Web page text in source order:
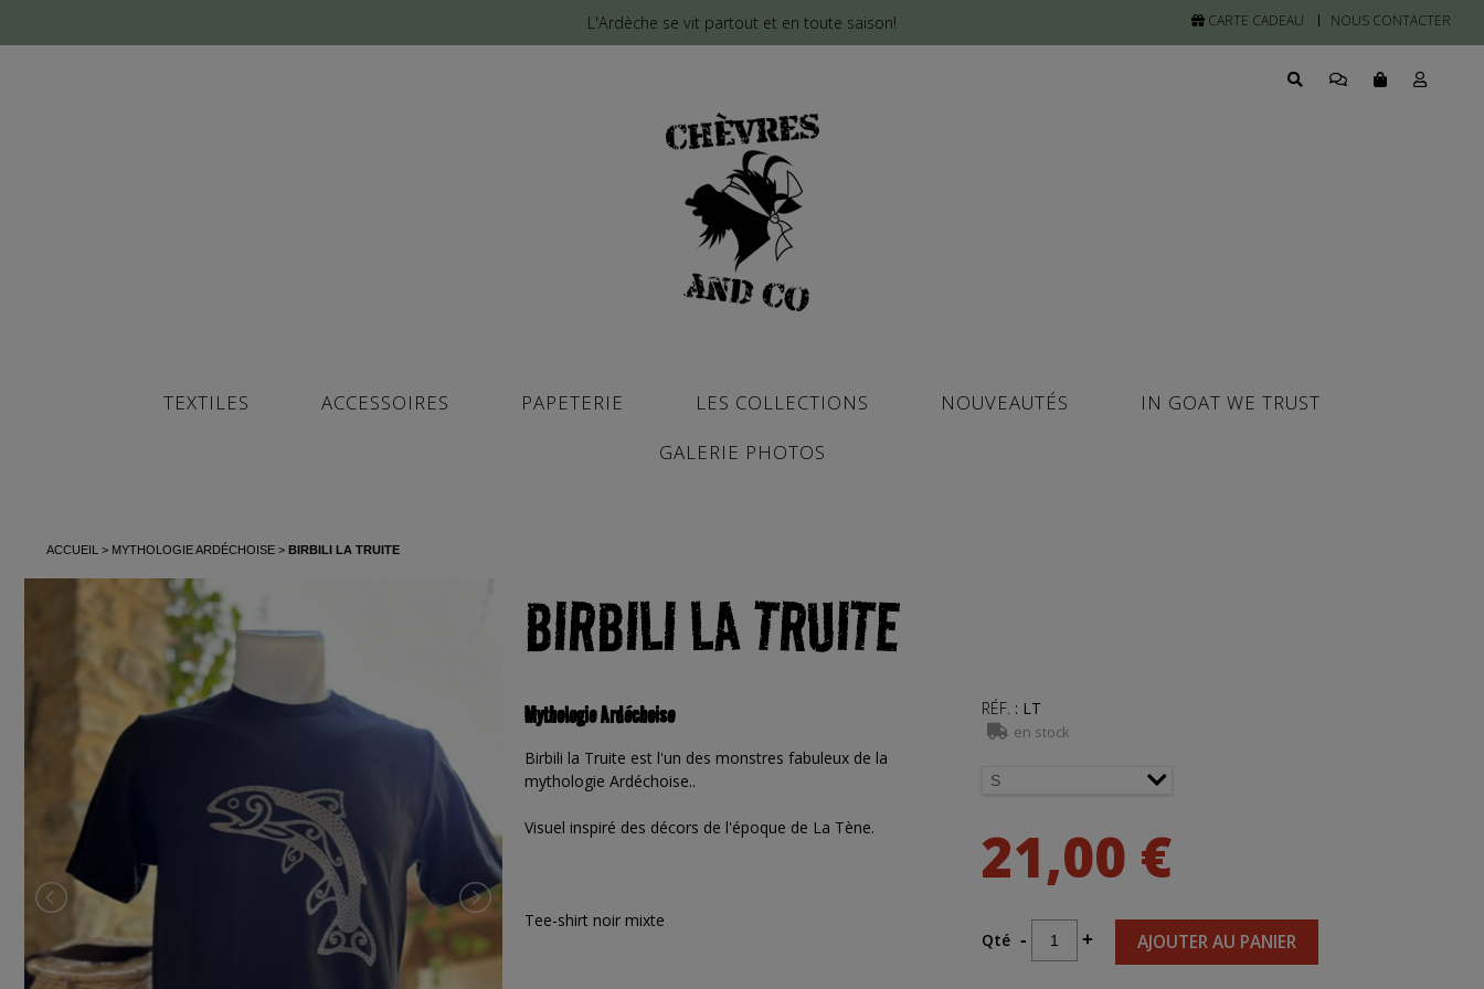
L'Ardèche se vit partout et en toute saison! CARTE CADEAU NOUS CONTACTER
TEXTILES ACCESSOIRES PAPETERIE LES COLLECTIONS NOUVEAUTÉS
IN GOAT WE TRUST
GALERIE PHOTOS
ACCUEIL MYTHOLOGIE ARDÉCHOISE BIRBILI LA TRUITE
BIRBILI LA TRUITE
RÉF. : LT
en stock
21,00 €
Qté - + AJOUTER AU PANIER
Mythologie Ardéchoise
Birbili la Truite est l'un des monstres fabuleux de la
mythologie Ardéchoise..
Visuel inspiré des décors de l'époque de La Tène.
Tee-shirt noir mixte